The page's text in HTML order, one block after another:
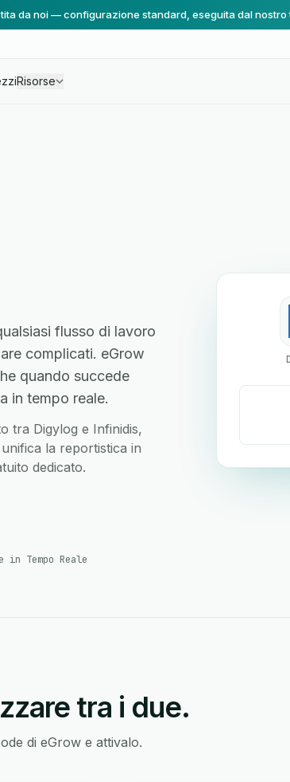
da noi — configurazione standard, eseguita dal nostro
Risorse
flusso di lavoro
complicati. eGrow
quando succede
in tempo reale.
tra Digylog e Infinidis,
la reportistica in
dedicato.
in Tempo Reale
tra i due.
di eGrow e attivalo.